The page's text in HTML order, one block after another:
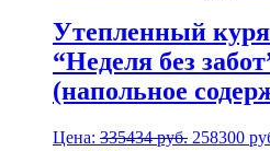
Утепленный
“Неделя без
(напольное
Цена: 335434руб. 258300